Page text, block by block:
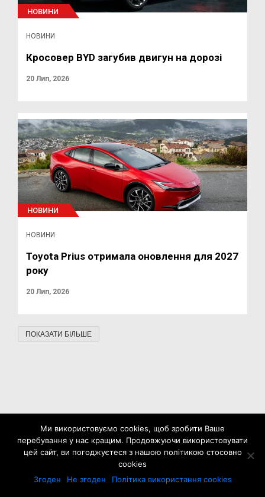
НОВИНИ
НОВИНИ
Кросовер BYD загубив двигун на дорозі
20 Лип, 2026
НОВИНИ
НОВИНИ
Toyota Prius отримала оновлення для 2027
року
20 Лип, 2026
ПОКАЗАТИ БІЛЬШЕ
Ми використовуємо cookies, щоб зробити Ваше
перебування у нас кращим. Продовжуючи використовувати
цей сайт, ви погоджуєтеся з нашою політикою стосовно
cookies
Згоден
Не згоден Політика використання cookies